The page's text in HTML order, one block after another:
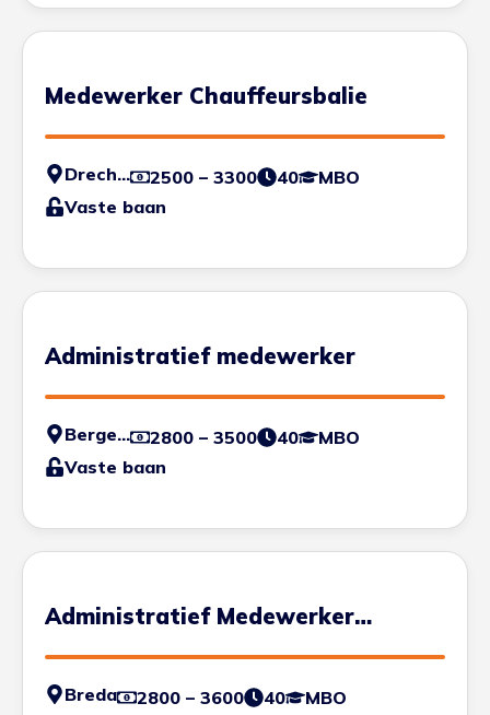
Medewerker Chauffeursbalie
Drechtsteden 2500 – 3300 40
MBO
Vaste baan
Administratief medewerker
Bergen op Zoom 2800 – 3500 40
MBO
Vaste baan
Administratief Medewerker
Planning
Breda 2800 – 3600 40
MBO